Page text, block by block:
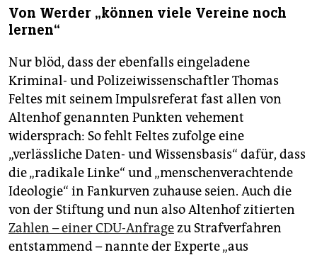
Von Werder „können viele Vereine noch
lernen“
Nur blöd, dass der ebenfalls eingeladene
Kriminal- und Polizeiwissenschaftler Thomas
Feltes mit seinem Impulsreferat fast allen von
Altenhof genannten Punkten vehement
widersprach: So fehlt Feltes zufolge eine
„verlässliche Daten- und Wissensbasis“ dafür, dass
die „radikale Linke“ und „menschenverachtende
Ideologie“ in Fankurven zuhause seien. Auch die
von der Stiftung und nun also Altenhof zitierten
Zahlen – einer CDU-Anfragezu Strafverfahren
entstammend – nannte der Experte „aus